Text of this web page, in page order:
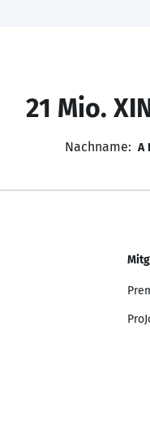
21 Mio.
Nachname: A